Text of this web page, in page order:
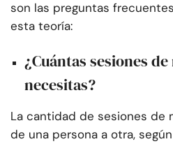
son las preguntas
esta teoría:
¿Cuántas sesiones
necesitas?
La cantidad de sesiones de
de una persona a otra,